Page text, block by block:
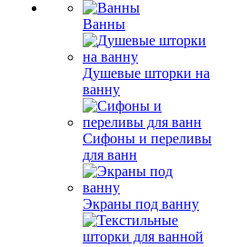
Ванны
Душевые шторки на
ванну
Сифоны и переливы
для ванн
Экраны под ванну